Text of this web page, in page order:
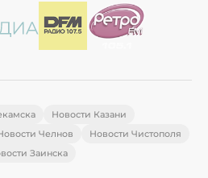
Новости Казани
Челнов
Новости Чистополя
Заинска